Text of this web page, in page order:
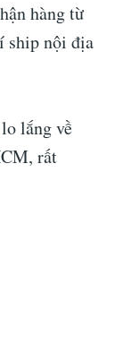
hàng từ
ship nội địa
lắng về
rất